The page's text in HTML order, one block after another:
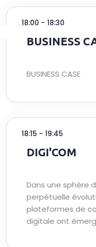
internet comme
et de satisfaction
consommateurs.
18:00 - 18:30
BUSINESS
BUSINESS CASE
18:15 - 19:45
DIGI'COM
Dans une sphère
perpétuelle évolution,
plateformes de
digitale ont